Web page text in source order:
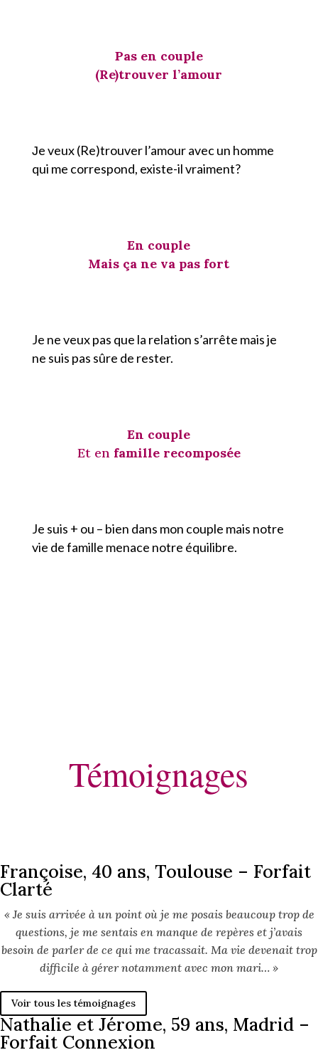
Pas en couple
(Re)trouver l’amour
Je veux (Re)trouver l’amour avec un homme
qui me correspond, existe-il vraiment?
En couple
Mais ça ne va pas fort
Je ne veux pas que la relation s’arrête mais je
ne suis pas sûre de rester.
En couple
Et en famille recomposée
Je suis + ou – bien dans mon couple mais notre
vie de famille menace notre équilibre.
Témoignages
Françoise, 40 ans, Toulouse – Forfait
Clarté
« Je suis arrivée à un point où je me posais beaucoup trop de
questions, je me sentais en manque de repères et j’avais
besoin de parler de ce qui me tracassait. Ma vie devenait trop
difficile à gérer notamment avec mon mari… »
Voir tous les témoignages
Nathalie et Jérome, 59 ans, Madrid –
Forfait Connexion